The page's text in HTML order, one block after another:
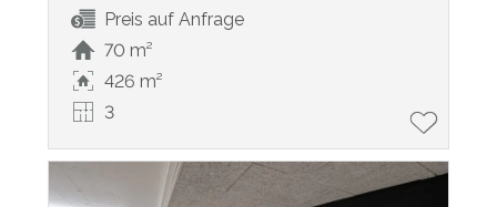
Preis auf Anfrage
70 m²
426 m²
3